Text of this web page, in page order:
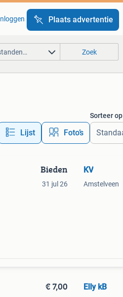
Plaats advertentie
Zoek
Lijst Foto’s
Sorteer op
Bieden
31 jul 26
KV
Amstelveen
€ 7,00 Elly kB